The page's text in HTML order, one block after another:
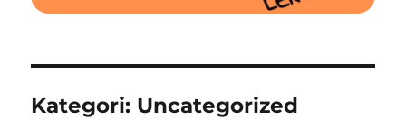
Kategori: Uncategorized